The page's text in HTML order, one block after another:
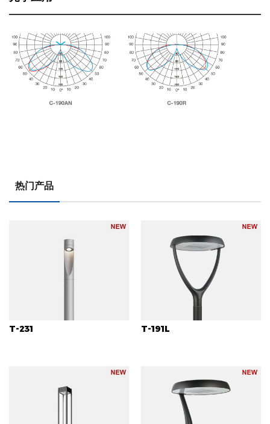
下载画册
产品规格
安装指南
热门产品
T-231 T-191L